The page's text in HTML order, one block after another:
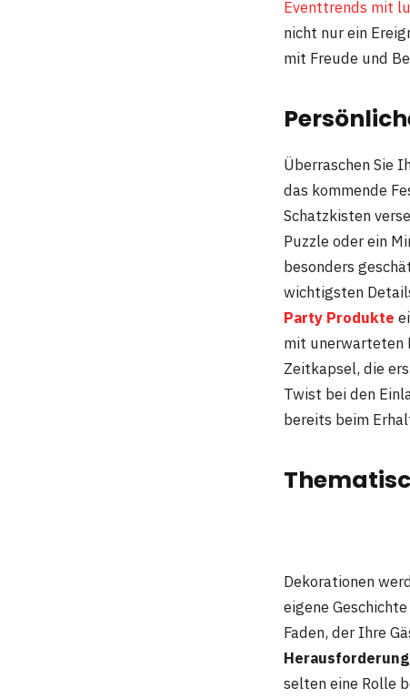
Eventtrends mit
nicht nur ein
mit Freude und
Überraschen Sie
das kommende
Schatzkisten
Puzzle oder ein
besonders
wichtigsten
Party Produkte
mit unerwarteten
Zeitkapsel, die
Twist bei den
bereits beim
Dekorationen
eigene
Faden, der Ihre
selten eine Rolle